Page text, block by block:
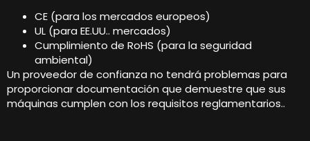
CE (para los mercados europeos)
UL (para EE.UU.. mercados)
Cumplimiento de RoHS (para la seguridad
ambiental)
Un proveedor de confianza no tendrá problemas para
proporcionar documentación que demuestre que sus
máquinas cumplen con los requisitos reglamentarios..